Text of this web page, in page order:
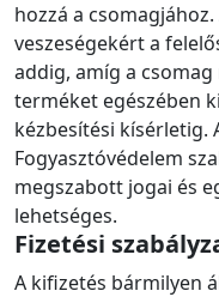
hozzá a
veszeségekért a
addig, amíg a
terméket egészében
kézbesítési kísérletig.
Fogyasztóvédelem
megszabott jogai és
lehetséges.
Fizetési
A kifizetés bármilyen